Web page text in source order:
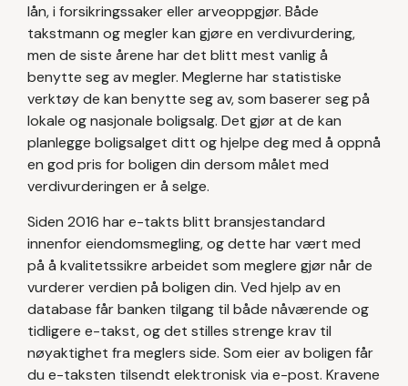
lån, i forsikringssaker eller arveoppgjør. Både
takstmann og megler kan gjøre en verdivurdering,
men de siste årene har det blitt mest vanlig å
benytte seg av megler. Meglerne har statistiske
verktøy de kan benytte seg av, som baserer seg på
lokale og nasjonale boligsalg. Det gjør at de kan
planlegge boligsalget ditt og hjelpe deg med å oppnå
en god pris for boligen din dersom målet med
verdivurderingen er å selge.
Siden 2016 har e-takts blitt bransjestandard
innenfor eiendomsmegling, og dette har vært med
på å kvalitetssikre arbeidet som meglere gjør når de
vurderer verdien på boligen din. Ved hjelp av en
database får banken tilgang til både nåværende og
tidligere e-takst, og det stilles strenge krav til
nøyaktighet fra meglers side. Som eier av boligen får
du e-taksten tilsendt elektronisk via e-post. Kravene